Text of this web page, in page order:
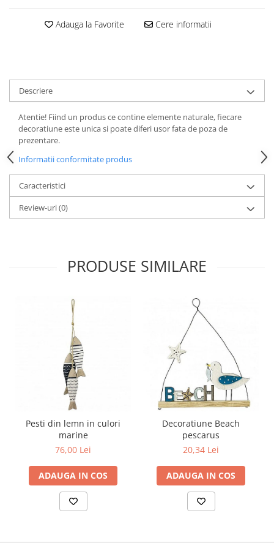
Adauga la Favorite Cere informatii
Descriere
Atentie! Fiind un produs ce contine elemente naturale, fiecare
decoratiune este unica si poate diferi usor fata de poza de
prezentare.
Informatii conformitate produs
Caracteristici
Review-uri(0)
PRODUSE SIMILARE
Pesti din lemn in culori
marine
76,00 Lei
ADAUGA IN COS
Decoratiune Beach
pescarus
20,34 Lei
ADAUGA IN COS